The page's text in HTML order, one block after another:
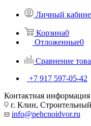
Личный
Корзина0
Отложенные0
Сравнение
+7 917 597-05-42
Контактная информация
г. Клин,
info@pehcnoidvor.ru